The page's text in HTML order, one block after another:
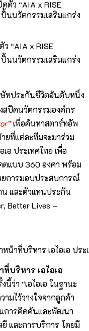
ว “AIA x RISE
นนวัตกรรมเสริมแกร่ง
ทประกันชีวิตอันดับหนึ่ง
สปีดนวัตกรรมองค์กร
เพื่อค้นหาสตาร์ทอัพ
ยที่แต่ละทีมจะมาร่วม
อ ประเทศไทย เพื่อ
ตแบบ 360 องศา พร้อม
การมอบประสบการณ์
และตัวแทนประกัน
Better Lives –
าที่บริหาร เอไอเอ ประ
บริหาร เอไอเอ
ว่า “เอไอเอ ในฐานะ
มไว้วางใจจากลูกค้า
นการคิดค้นและพัฒนา
และการบริการ โดยมี